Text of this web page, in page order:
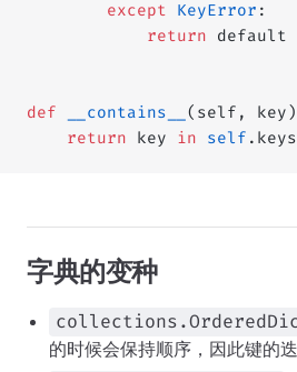
        except
KeyError :
            return
default
def __contains__ (self,
    return
key in self
字典的变种
的时候会保持顺序，因此键的